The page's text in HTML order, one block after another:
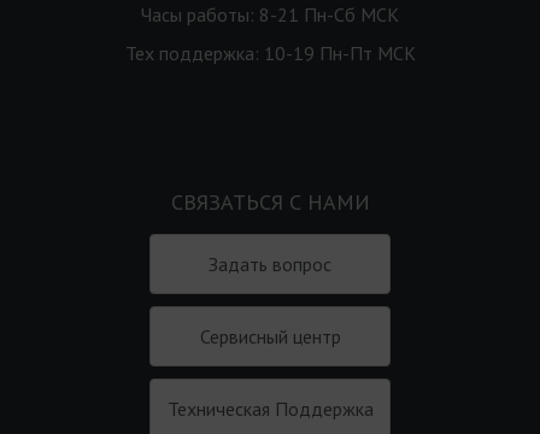
Часы работы: 8-21 Пн-Сб МСК
Тех поддержка: 10-19 Пн-Пт МСК
СВЯЗАТЬСЯ С НАМИ
Задать вопрос
Сервисный центр
Техническая Поддержка